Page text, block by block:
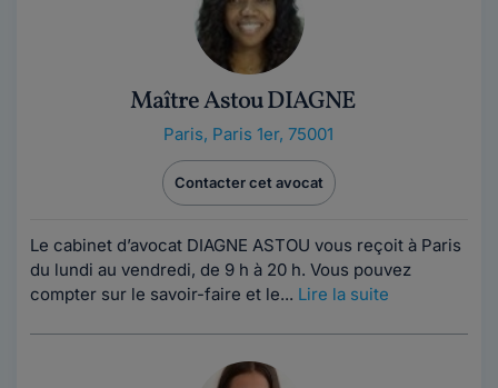
Maître Astou DIAGNE
Paris, Paris 1er, 75001
Contacter cet avocat
Le cabinet d’avocat DIAGNE ASTOU vous reçoit à Paris
du lundi au vendredi, de 9 h à 20 h. Vous pouvez
compter sur le savoir-faire et le... Lire la suite